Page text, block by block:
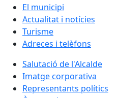
El municipi
Actualitat i notícies
Turisme
Adreces i telèfons
Salutació de l'Alcalde
Imatge corporativa
Representants polítics